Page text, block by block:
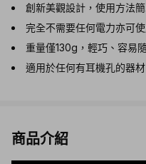
創新美觀設計，使用方法
完全不需要任何電力亦可
重量僅130g，輕巧、容易
適用於任何有耳機孔的器
商品介紹